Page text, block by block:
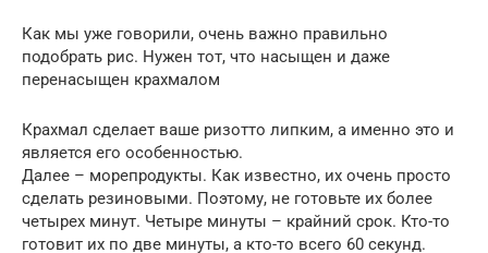
Как мы уже говорили, очень важно правильно
подобрать рис. Нужен тот, что насыщен и даже
перенасыщен крахмалом
Крахмал сделает ваше ризотто липким, а именно это и
является его особенностью.
Далее – морепродукты. Как известно, их очень просто
сделать резиновыми. Поэтому, не готовьте их более
четырех минут. Четыре минуты – крайний срок. Кто-то
готовит их по две минуты, а кто-то всего 60 секунд.